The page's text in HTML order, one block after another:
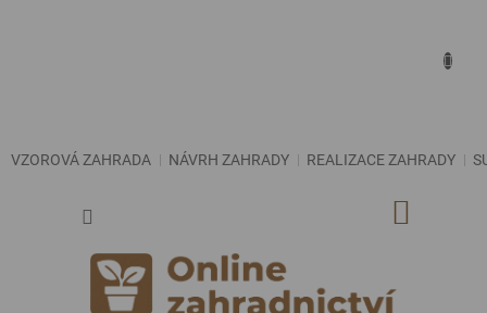
VZOROVÁ ZAHRADA NÁVRH ZAHRADY REALIZACE ZAHRADY